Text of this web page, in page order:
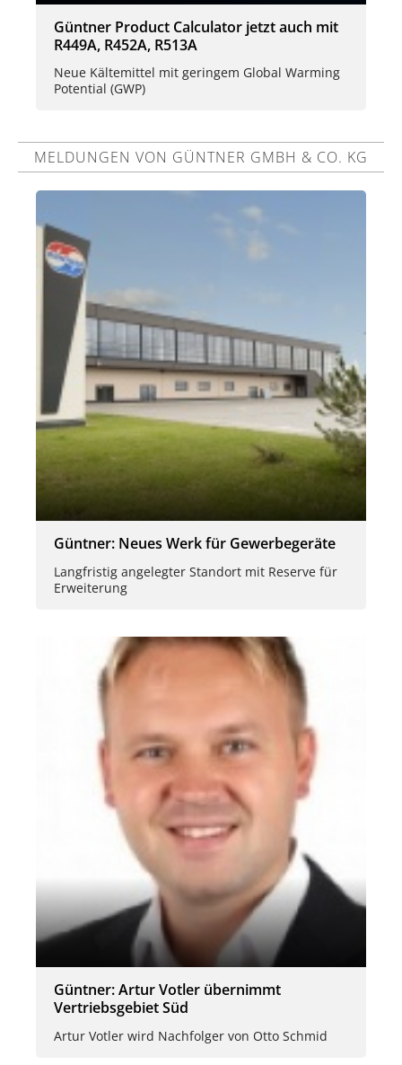
Güntner Product Calculator jetzt auch mit
R449A, R452A, R513A
Neue Kältemittel mit geringem Global Warming
Potential (GWP)
MELDUNGEN VON GÜNTNER GMBH & CO. KG
Güntner: Neues Werk für Gewerbegeräte
Langfristig angelegter Standort mit Reserve für
Erweiterung
Güntner: Artur Votler übernimmt
Vertriebsgebiet Süd
Artur Votler wird Nachfolger von Otto Schmid